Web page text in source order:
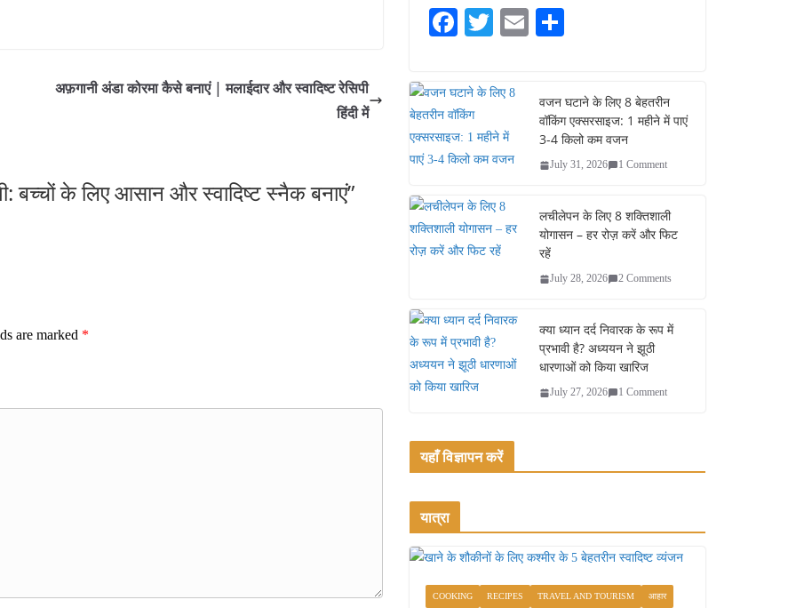
अफ़गानी अंडा कोरमा कैसे बनाएं | मलाईदार और स्वादिष्ट रेसिपी
हिंदी में
बच्चों के लिए आसान और स्वादिष्ट स्नैक बनाएं”
are marked *
जो आपकी उत्पादकता को
दोगुना कर देंगे
Fa
bo
ok
T
tte
r
E
वजन घटाने के लिए 8 बेहतरीन
वॉकिंग एक्सरसाइज: 1 महीने में पाएं
3-4 किलो कम वजन
July 31, 2026 1 Comment
लचीलेपन के लिए 8 शक्तिशाली
योगासन – हर रोज़ करें और फिट
रहें
July 28, 2026 2 Comments
क्या ध्यान दर्द निवारक के रूप में
प्रभावी है? अध्ययन ने झूठी
धारणाओं को किया खारिज
July 27, 2026 1 Comment
यहाँ विज्ञापन करें
यात्रा
COOKING RECIPES TRAVEL AND TOURISM आहार